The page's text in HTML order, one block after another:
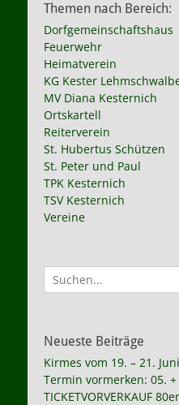
Themen nach Bereich:
Dorfgemeinschaftshaus
Feuerwehr
Heimatverein
KG Kester
MV Diana Kesternich
Ortskartell
Reiterverein
St. Hubertus Schützen
St. Peter und Paul
TPK Kesternich
TSV Kesternich
Vereine
Suche
nach:
Neueste Beiträge
Kirmes vom 19. – 21. Juni
Termin vormerken: 05.
TICKETVORVERKAUF